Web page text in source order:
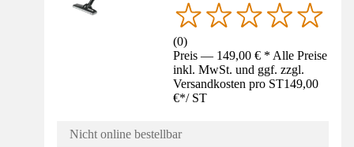
(0)
Preis — 149,00 € * Alle Preise
inkl. MwSt. und ggf. zzgl.
Versandkosten pro ST149,00
€*/ ST
Nicht online bestellbar